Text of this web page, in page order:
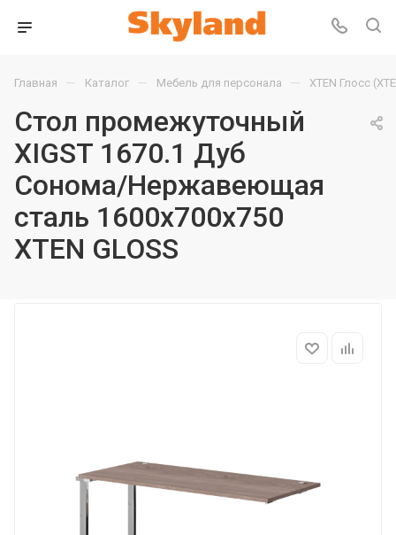
Главная — Каталог — Мебель для персонала — XTEN Глосс
Стол промежуточный
XIGST 1670.1 Дуб
Сонома/Нержавеющая
сталь 1600х700х750
XTEN GLOSS